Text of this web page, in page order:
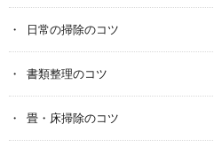
日常の掃除のコツ
書類整理のコツ
畳・床掃除のコツ